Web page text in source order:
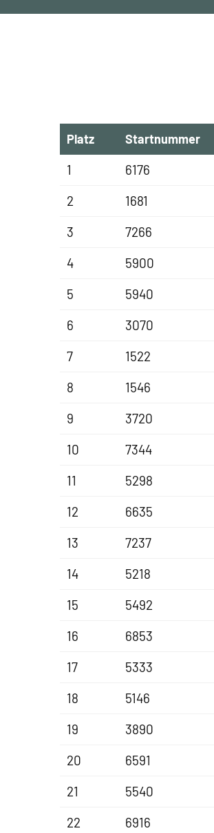
Platz Startnummer
1 6176
2
1681
3
7266
4
5900
5
5940
6
3070
7
1522
8
1546
9
3720
10
7344
11
5298
12
6635
13
7237
14
5218
15
5492
16
6853
17
5333
18
5146
19
3890
20
6591
21
5540
22
6916